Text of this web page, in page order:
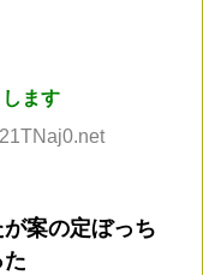
ます
案の定ぼっち